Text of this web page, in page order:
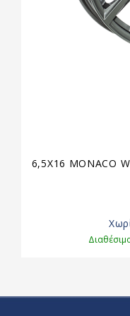
6,5X16 MONACO